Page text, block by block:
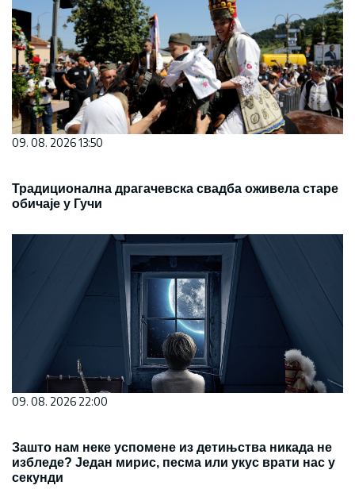
09. 08. 2026 13:50
Традиционална драгачевска свадба оживела старе
обичаје у Гучи
09. 08. 2026 22:00
Зашто нам неке успомене из детињства никада не
избледе? Један мирис, песма или укус врати нас у
секунди